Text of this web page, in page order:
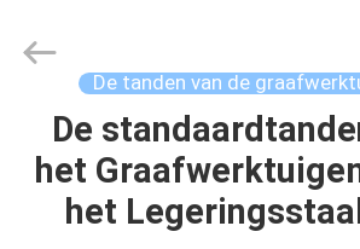
HUIS
PRODUCTEN
Machinery
Spare
De tanden van de
De
het
het